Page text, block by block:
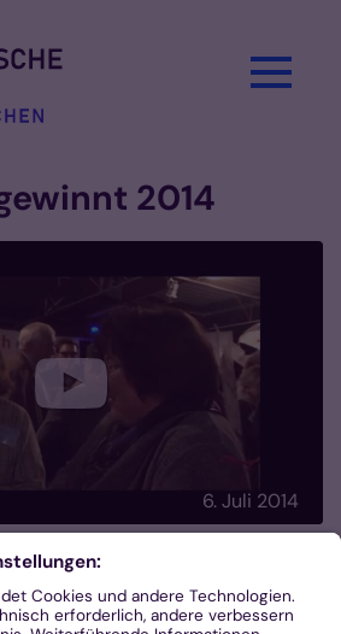
2014
6. Juli 2014